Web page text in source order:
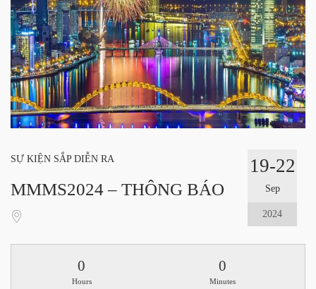
SỰ KIỆN SẮP DIỄN RA
MMMS2024 – THÔNG BÁO
19-22
Sep
2024
0
Hours
0
Minutes